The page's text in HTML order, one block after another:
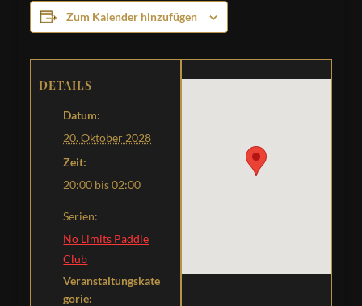
Zum Kalender hinzufügen
DETAILS
Datum:
20. Oktober 2028
Zeit:
20:00 bis 02:00
Serien:
No Limits Paddle
Club
Veranstaltungskate
gorie: